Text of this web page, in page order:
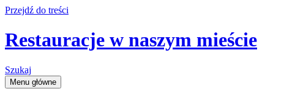
Przejdź do treści
Restauracje w naszym mieście
Szukaj
Menu główne